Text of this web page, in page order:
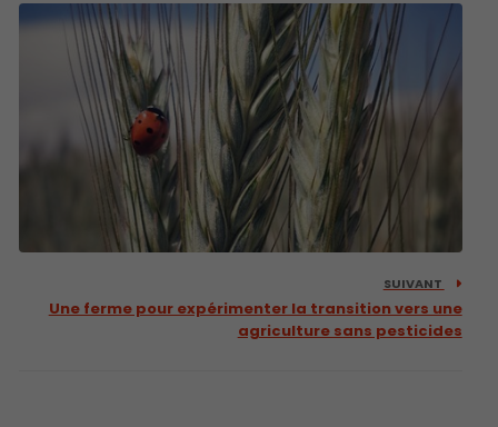
SUIVANT
Une ferme pour expérimenter la transition vers une
agriculture sans pesticides